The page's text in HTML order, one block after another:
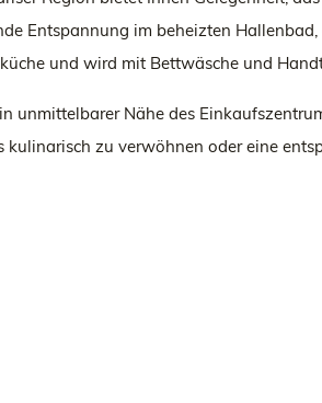
Entspannung im beheizten
und wird mit Bettwäsche und
unmittelbarer Nähe des
kulinarisch zu verwöhnen oder eine